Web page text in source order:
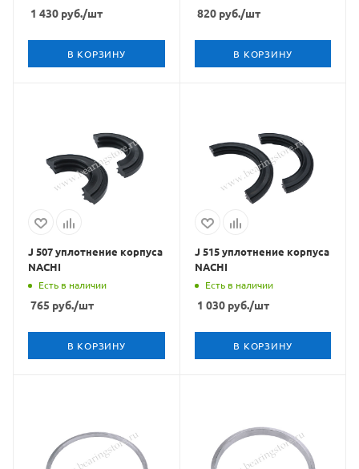
1 430 руб./шт
В КОРЗИНУ
820руб./шт
В КОРЗИНУ
J 507 уплотнение корпуса
NACHI
Есть в наличии
765 руб./шт
В КОРЗИНУ
J 515 уплотнение корпуса
NACHI
Есть в наличии
1 030руб./шт
В КОРЗИНУ